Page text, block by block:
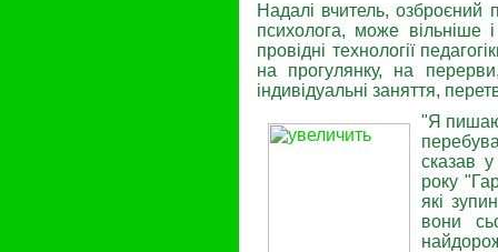
Надалі вчитель, озброєний
психолога, може вільніше
провідні технології
на прогулянку, на
індивідуаль­ні заняття,
"Я
сказав
року
які
вони